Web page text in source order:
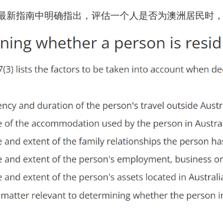
指南中明确指出，评估一个人是否为澳洲居民时